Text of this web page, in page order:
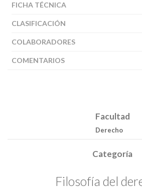
FICHA TÉCNICA
CLASIFICACIÓN
COLABORADORES
COMENTARIOS
Facultad
Derecho
Categoría
Filosofía del